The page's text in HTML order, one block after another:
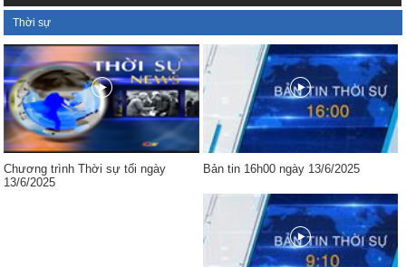
Thời sự
Chương trình Thời sự tối ngày
13/6/2025
Bản tin 16h00 ngày 13/6/2025